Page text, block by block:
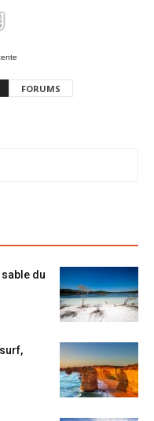
FORUMS
du